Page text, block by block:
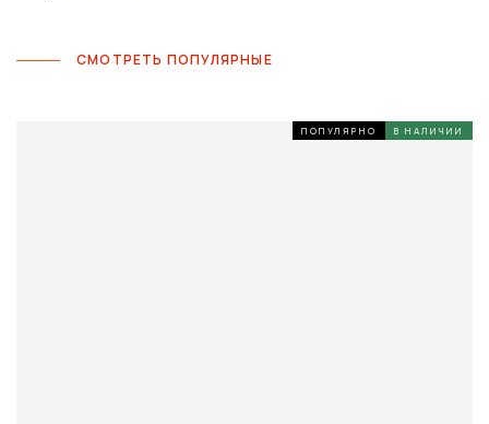
СМОТРЕТЬ ПОПУЛЯРНЫЕ